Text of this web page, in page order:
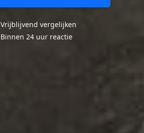
Vrijblijvend vergelijken
Binnen 24 uur reactie